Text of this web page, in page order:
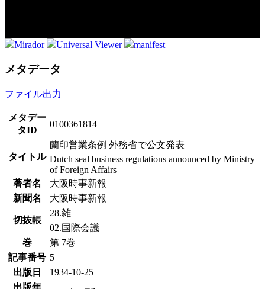
Mirador Universal Viewer manifest
メタデータ
ファイル出力
メタデー
タID
0100361814
タイトル
蘭印営業条例 外務省で公文発表
Dutch seal business regulations announced by Ministry
of Foreign Affairs
著者名
大阪時事新報
新聞名
大阪時事新報
切抜帳
28.雑
02.国際会議
巻
第 7巻
記事番号 5
出版日
1934-10-25
出版年